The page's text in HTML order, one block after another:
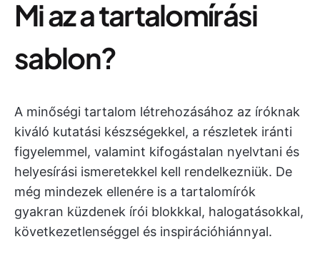
Mi az a tartalomírási
sablon?
A minőségi tartalom létrehozásához az íróknak
kiváló kutatási készségekkel, a részletek iránti
figyelemmel, valamint kifogástalan nyelvtani és
helyesírási ismeretekkel kell rendelkezniük. De
még mindezek ellenére is a tartalomírók
gyakran küzdenek írói blokkkal, halogatásokkal,
következetlenséggel és inspirációhiánnyal.